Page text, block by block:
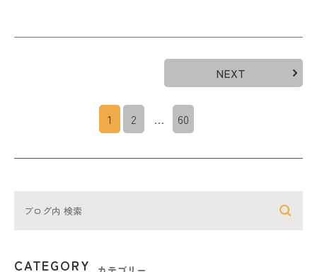
1 2 … 60
NEXT
CATEGORY